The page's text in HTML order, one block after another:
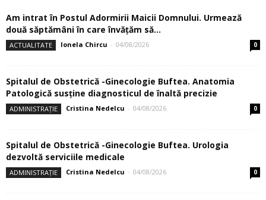
Am intrat în Postul Adormirii Maicii Domnului. Urmează
două săptămâni în care învăţăm să...
ACTUALITATE Ionela Chircu - 04/08/2026 0
Spitalul de Obstetrică -Ginecologie Buftea. Anatomia
Patologică susţine diagnosticul de înaltă precizie
ADMINISTRAȚIE Cristina Nedelcu - 04/08/2026 0
Spitalul de Obstetrică -Ginecologie Buftea. Urologia
dezvoltă serviciile medicale
ADMINISTRAȚIE Cristina Nedelcu - 04/08/2026 0